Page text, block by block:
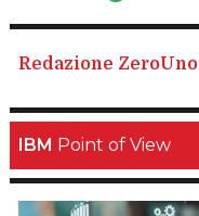
Redazione ZeroUno
IBM Point of View